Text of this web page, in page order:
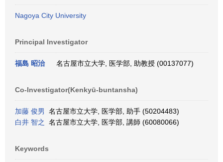
Nagoya City University
Principal Investigator
福島 昭治 名古屋市立大学, 医学部, 助教授 (00137077)
Co-Investigator(Kenkyū-buntansha)
加藤 俊男
名古屋市立大学, 医学部, 助手 (50204483)
白井 智之
名古屋市立大学, 医学部, 講師 (60080066)
Keywords